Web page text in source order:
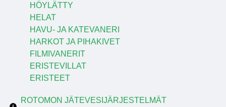
HÖYLÄTTY
HELAT
HAVU- JA KATEVANERI
HARKOT JA PIHAKIVET
FILMIVANERIT
ERISTEVILLAT
ERISTEET
ROTOMON JÄTEVESIJÄRJESTELMÄT